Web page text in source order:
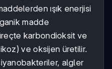
ışık enerjisi
madde
karbondioksit ve
ve oksijen üretilir.
algler